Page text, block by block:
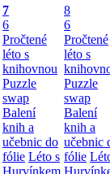
7
6
Pročtené
léto s
knihovnou
Puzzle
swap
Balení
knih a
učebnic do
fólie Léto s
Hurvínkem
8
6
Pročtené
léto s
Puzzle
swap
Balení
knih a
učebnic
fólie